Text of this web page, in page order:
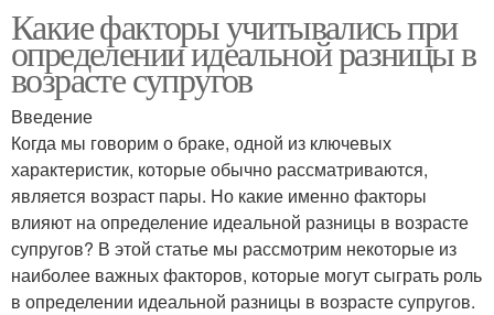
Какие факторы учитывались при
определении идеальной разницы в
возрасте супругов
Введение
Когда мы говорим о браке, одной из ключевых
характеристик, которые обычно рассматриваются,
является возраст пары. Но какие именно факторы
влияют на определение идеальной разницы в возрасте
супругов? В этой статье мы рассмотрим некоторые из
наиболее важных факторов, которые могут сыграть роль
в определении идеальной разницы в возрасте супругов.